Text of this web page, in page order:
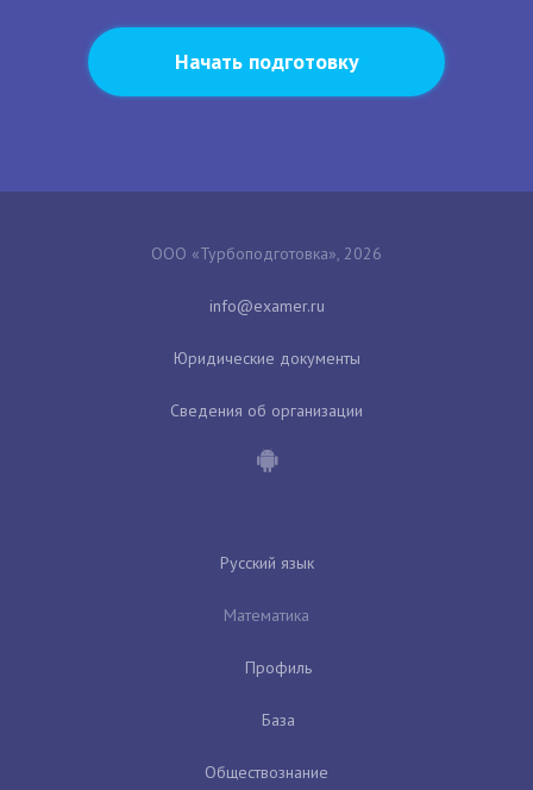
Начать подготовку
ООО «Турбоподготовка», 2026
Юридические документы
Сведения об организации
Русский язык
Математика
Профиль
База
Обществознание